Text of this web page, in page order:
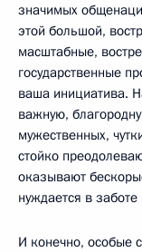
значимых
этой большой,
масштабные,
государственные
ваша инициатива.
важную,
мужественных,
стойко
оказывают
нуждается в
И конечно, особые